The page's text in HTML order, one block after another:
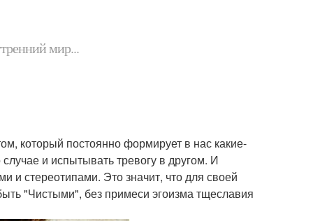
мир...
который постоянно формирует в нас какие-
и испытывать тревогу в другом. И
и стереотипами. Это значит, что для своей
"Чистыми", без примеси эгоизма тщеславия